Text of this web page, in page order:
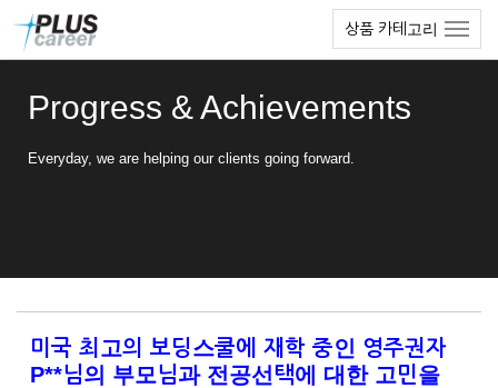
상품 카테고리
Progress & Achievements
Everyday, we are helping our clients going forward.
미국 최고의 보딩스쿨에 재학 중인 영주권자
P**님의 부모님과 전공선택에 대한 고민을